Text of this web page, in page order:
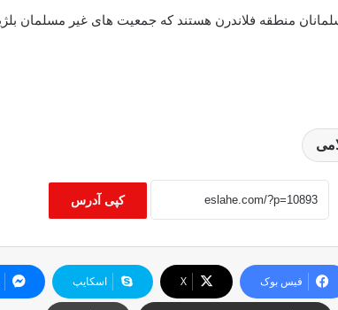
منطقه فلاندرن هستند که جمعیت های غیر مسلمان
کپی آدرس
فیس بوک X اسکایپ